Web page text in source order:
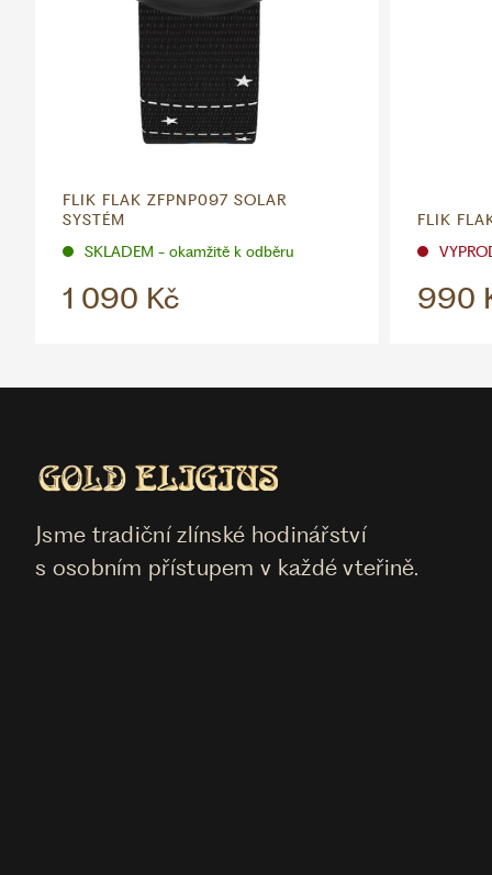
FLIK FLAK ZFPNP097 SOLAR
SYSTÉM
SKLADEM - okamžitě k odběru
1 090 Kč
FLIK
990
Jsme tradiční zlínské hodinářství
s osobním přístupem v každé vteřině.